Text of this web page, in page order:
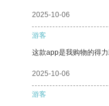
2025-10-06
游客
这款app是我购物的得
2025-10-06
游客